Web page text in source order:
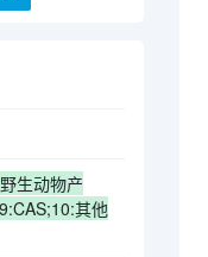
生动物产
其他